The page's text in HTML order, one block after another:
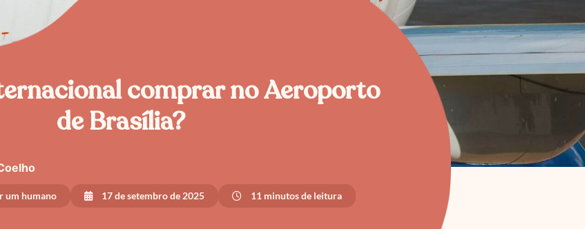
comprar no Aeroporto
de Brasília?
um humano 17 de setembro de 2025 11 minutos de leitura